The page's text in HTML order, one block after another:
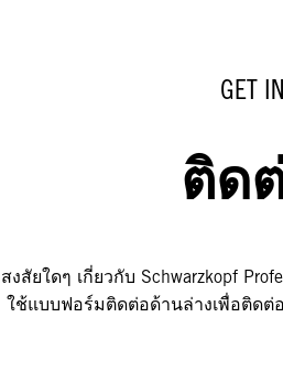
GET
ติด
สัยใดๆ เกี่ยวกับ Schwarzkopf
ใช้แบบฟอร์มติดต่อด้านล่างเพื่อติดต่